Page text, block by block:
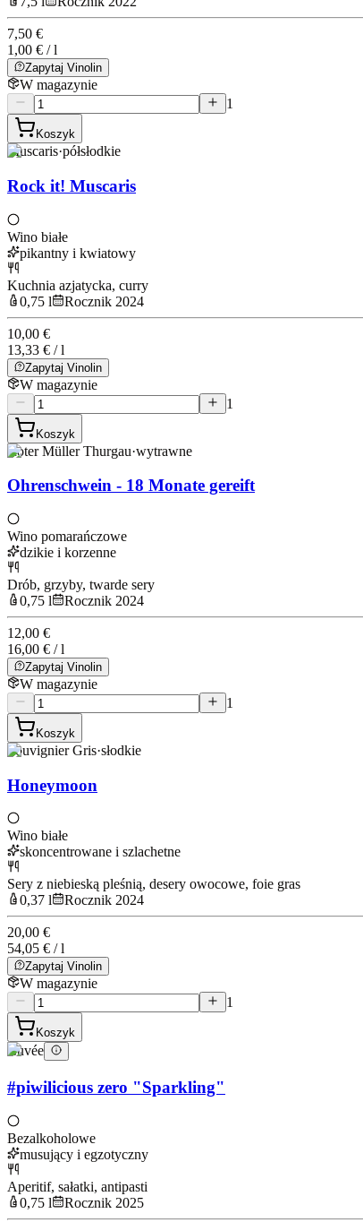
7,50 €
1,00 € / l
Zapytaj Vinolin
W magazynie
1
Koszyk
Muscaris·półsłodkie
Rock it! Muscaris
Wino białe
pikantny i kwiatowy
Kuchnia azjatycka, curry
0,75 l
Rocznik 2024
10,00 €
13,33 € / l
Zapytaj Vinolin
W magazynie
1
Koszyk
Roter Müller Thurgau·wytrawne
Ohrenschwein - 18 Monate gereift
Wino pomarańczowe
dzikie i korzenne
Drób, grzyby, twarde sery
0,75 l
Rocznik 2024
12,00 €
16,00 € / l
Zapytaj Vinolin
W magazynie
1
Koszyk
Souvignier Gris·słodkie
Honeymoon
Wino białe
skoncentrowane i szlachetne
Sery z niebieską pleśnią, desery owocowe, foie gras
0,37 l
Rocznik 2024
20,00 €
54,05 € / l
Zapytaj Vinolin
W magazynie
1
Koszyk
Cuvée
#piwilicious zero "Sparkling"
Bezalkoholowe
musujący i egzotyczny
Aperitif, sałatki, antipasti
0,75 l
Rocznik 2025